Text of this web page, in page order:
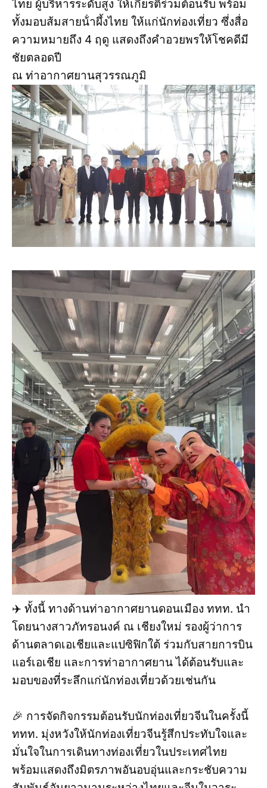
ไทย ผู้บริหารระดับสูง ให้เกียรติร่วมต้อนรับ พร้อม
ทั้งมอบส้มสายน้ําผึ้งไทย ให้แก่นักท่องเที่ยว ซึ่งสื่อ
ความหมายถึง 4 ฤดู แสดงถึงคําอวยพรให้โชคดีมี
ชัยตลอดปี
ณ ท่าอากาศยานสุวรรณภูมิ
✈️ ทั้งนี้ ทางด้านท่าอากาศยานดอนเมือง ททท. นำ
โดยนางสาวภัทรอนงค์ ณ เชียงใหม่ รองผู้ว่าการ
ด้านตลาดเอเชียและแปซิฟิกใต้ ร่วมกับสายการบิน
แอร์เอเชีย และการท่าอากาศยาน ได้ต้อนรับและ
มอบของที่ระลึกแก่นักท่องเที่ยวด้วยเช่นกัน
🎉 การจัดกิจกรรมต้อนรับนักท่องเที่ยวจีนในครั้งนี้
ททท. มุ่งหวังให้นักท่องเที่ยวจีนรู้สึกประทับใจและ
มั่นใจในการเดินทางท่องเที่ยวในประเทศไทย
พร้อมแสดงถึงมิตรภาพอันอบอุ่นและกระชับความ